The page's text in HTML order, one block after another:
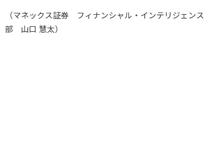
（マネックス証券 フィナンシャル・インテリジェンス
部 山口 慧太）